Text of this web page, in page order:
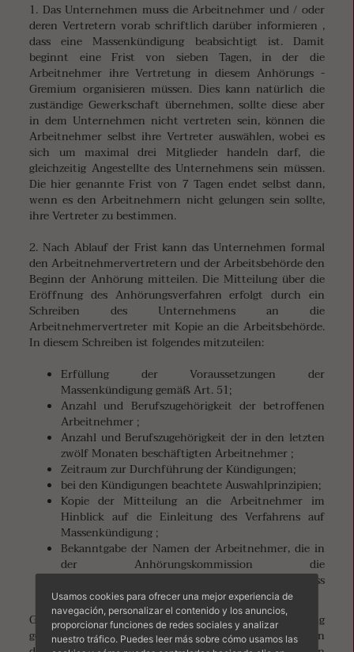
1. Das Unternehmen muss die Arbeitnehmer und / oder
deren Vertretern vorab schriftlich darüber informieren ,
dass eine Massenkündigung beabsichtigt ist. Damit
beginnt eine Frist von sieben Tagen, in der die
Arbeitnehmer ihre Vertretung in diesem Anhörungs -
Gremium organisieren müssen. Dies kann natürlich die
zuständige Gewerkschaft übernehmen, sollte diese aber
in dem Unternehmen nicht vertreten sein, können die
Arbeitnehmer selbst ihre Vertreter auswählen, wobei es
sich um maximal drei Mitglieder handeln darf, die
gleichzeitig Angestellte des Unternehmens sein müssen.
Die hier genannte Frist von 7 Tagen endet selbst dann,
wenn es den Arbeitnehmern nicht gelungen sein sollte,
ihre Vertreter zu bestimmen.
2. Nach Ablauf der Frist kann das Unternehmen formal
den Arbeitnehmervertretern und der Arbeitsbehörde den
Beginn der Anhörung mitteilen. Die Mitteilung über die
Eröffnung des Anhörungsverfahren erfolgt durch ein
Schreiben des Unternehmens an die
Arbeitnehmervertreter mit Kopie an die Arbeitsbehörde.
In diesem Schreiben ist folgendes mitzuteilen:
Erfüllung der Voraussetzungen der
Massenkündigung gemäß Art. 51;
Anzahl und Berufszugehörigkeit der betroffenen
Arbeitnehmer ;
Anzahl und Berufszugehörigkeit der in den letzten
zwölf Monaten beschäftigten Arbeitnehmer ;
Zeitraum zur Durchführung der Kündigungen;
bei den Kündigungen beachtete Auswahlprinzipien;
Kopie der Mitteilung an die Arbeitnehmer im
Hinblick auf die Einleitung des Verfahrens auf
Massenkündigung ;
Bekanntgabe der Namen der Arbeitnehmer, die in
der Anhörungskommission die
Arbeitnehmerschaft vertreten bzw. Mitteilung dass
diese Vertretung nicht erfolgt ist .
Gemeinsam mit dieser Mitteilung muss eine Begründung
geliefert werden, mit der Ausführungen zu den Gründen
Usamos cookies para ofrecer una mejor experiencia de
navegación, personalizar el contenido y los anuncios,
proporcionar funciones de redes sociales y analizar
nuestro tráfico. Puedes leer más sobre cómo usamos las